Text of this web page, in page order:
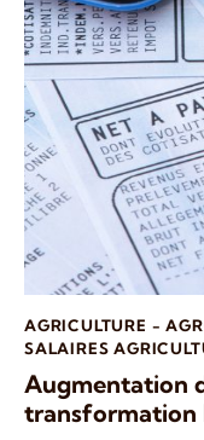
AGRICULTURE -
SALAIRES
Augmentation
transformation